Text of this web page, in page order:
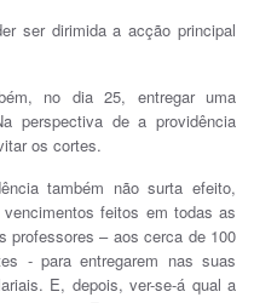
ser dirimida a acção principal
no dia 25, entregar uma
perspectiva de a providência
os cortes.
também não surta efeito,
feitos em todas as
professores – aos cerca de 100
- para entregarem nas suas
E, depois, ver-se-á qual a